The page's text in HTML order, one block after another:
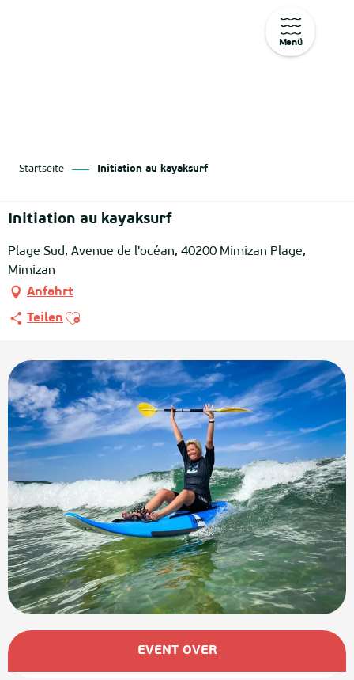
Menü
Startseite Initiation au kayaksurf
Initiation au kayaksurf
Plage Sud, Avenue de l'océan, 40200 Mimizan Plage,
Mimizan
Anfahrt
Teilen Ajouter aux favoris
Öffnungszeiten & Kontaktdaten
EVENT OVER